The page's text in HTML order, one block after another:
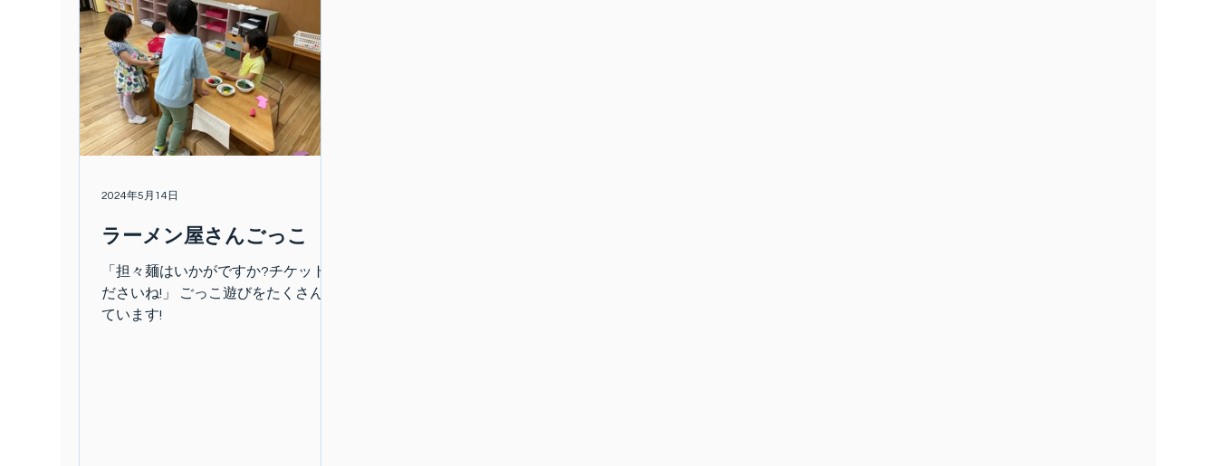
ラーメン屋さんごっこ
「担々麺はいかがですか?チケットく
ださいね!」 ごっこ遊びをたくさんし
ています!
2024年5月14日